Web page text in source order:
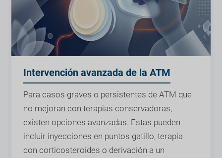
Intervención avanzada de la ATM
Para casos graves o persistentes de ATM que
no mejoran con terapias conservadoras,
existen opciones avanzadas. Estas pueden
incluir inyecciones en puntos gatillo, terapia
con corticosteroides o derivación a un